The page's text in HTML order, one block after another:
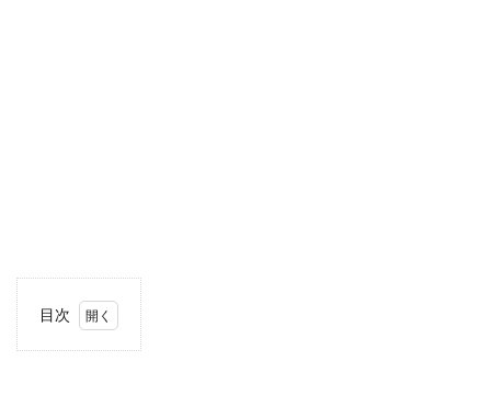
目次